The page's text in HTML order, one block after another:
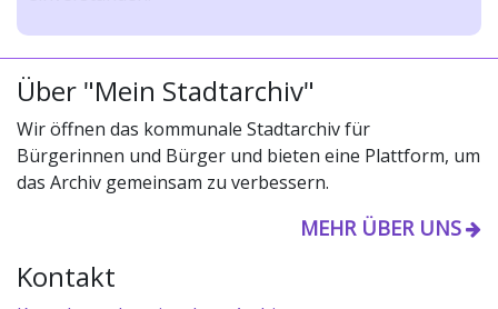
Über "Mein Stadtarchiv"
Wir öffnen das kommunale Stadtarchiv für
Bürgerinnen und Bürger und bieten eine Plattform, um
das Archiv gemeinsam zu verbessern.
MEHR ÜBER UNS
Kontakt